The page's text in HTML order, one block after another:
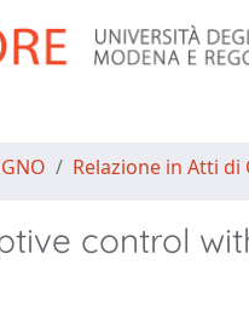
Relazione in Atti di
control